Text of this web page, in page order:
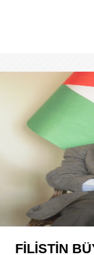
FİLİSTİN